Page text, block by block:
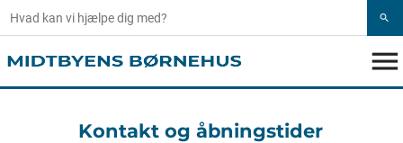
search
menu
Kontakt og åbningstider